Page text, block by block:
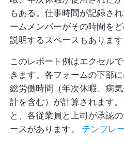
もある。仕事時間が記録さ
ームメンバーがその時間を
説明するスペースもあります
このレポート例はエクセル
きます。各フォームの下部
総労働時間（年次休暇、病
計を含む）が計算されます
と、各従業員と上司が承認
ースがあります。 テンプレ